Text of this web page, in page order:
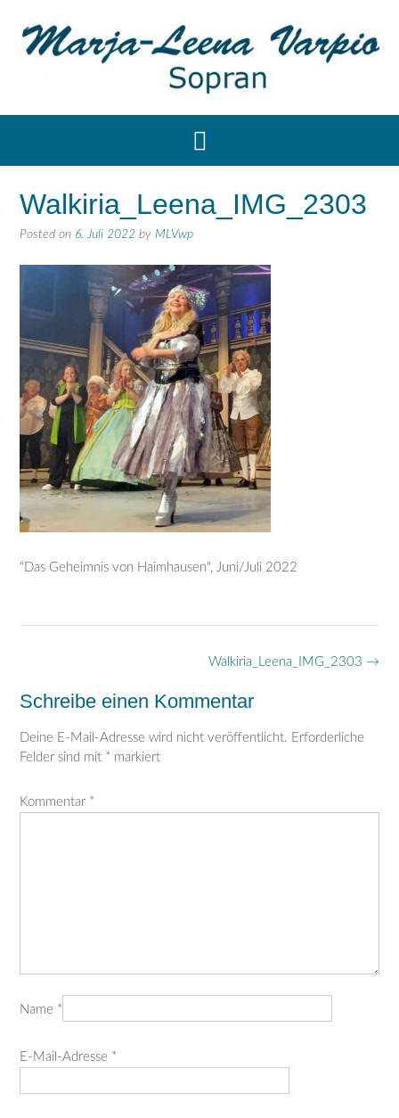
Walkiria_Leena_IMG_2303
Posted on 6. Juli 2022 by MLVwp
"Das Geheimnis von Haimhausen", Juni/Juli 2022
Walkiria_Leena_IMG_2303 →
Schreibe einen Kommentar
Deine E-Mail-Adresse wird nicht veröffentlicht. Erforderliche
Felder sind mit * markiert
Kommentar *
Name *
E-Mail-Adresse *